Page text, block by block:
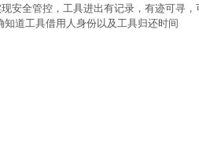
安全管控，工具进出有记录，有迹可寻
工具借用人身份以及工具归还时间